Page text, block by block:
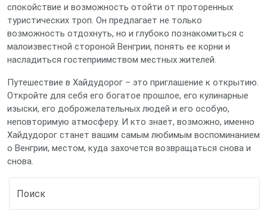
спокойствие и возможность отойти от проторенных
туристических троп. Он предлагает не только
возможность отдохнуть, но и глубоко познакомиться с
малоизвестной стороной Венгрии, понять ее корни и
насладиться гостеприимством местных жителей.
Путешествие в Хайдудорог – это приглашение к открытию.
Откройте для себя его богатое прошлое, его кулинарные
изыски, его доброжелательных людей и его особую,
неповторимую атмосферу. И кто знает, возможно, именно
Хайдудорог станет вашим самым любимым воспоминанием
о Венгрии, местом, куда захочется возвращаться снова и
снова.